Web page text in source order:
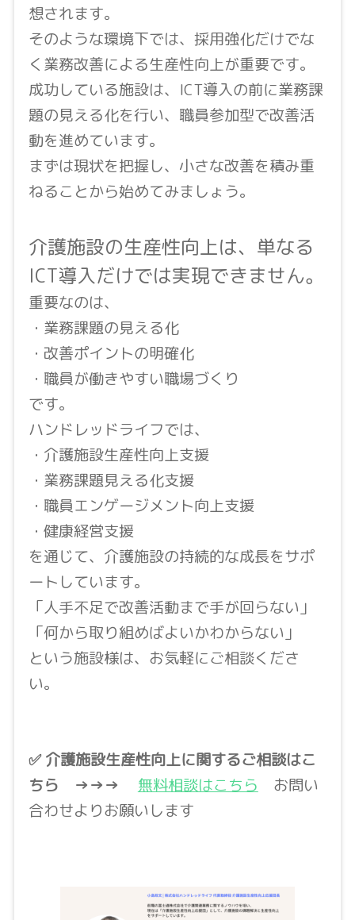
想されます。
そのような環境下では、採用強化だけでな
く業務改善による生産性向上が重要です。
成功している施設は、ICT導入の前に業務課
題の見える化を行い、職員参加型で改善活
動を進めています。
まずは現状を把握し、小さな改善を積み重
ねることから始めてみましょう。
介護施設の生産性向上は、単なる
ICT導入だけでは実現できません。
重要なのは、
・業務課題の見える化
・改善ポイントの明確化
・職員が働きやすい職場づくり
です。
ハンドレッドライフでは、
・介護施設生産性向上支援
・業務課題見える化支援
・職員エンゲージメント向上支援
・健康経営支援
を通じて、介護施設の持続的な成長をサポ
ートしています。
「人手不足で改善活動まで手が回らない」
「何から取り組めばよいかわからない」
という施設様は、お気軽にご相談くださ
い。
✅ 介護施設生産性向上に関するご相談はこ
ちら
→→→ 無料相談はこちら お問い
合わせよりお願いします